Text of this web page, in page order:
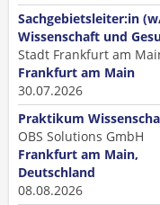
Sachgebietsleiter:in
Wissenschaft und
Stadt Frankfurt am
Frankfurt am Main
30.07.2026
Praktikum
OBS Solutions GmbH
Frankfurt am Main,
Deutschland
08.08.2026